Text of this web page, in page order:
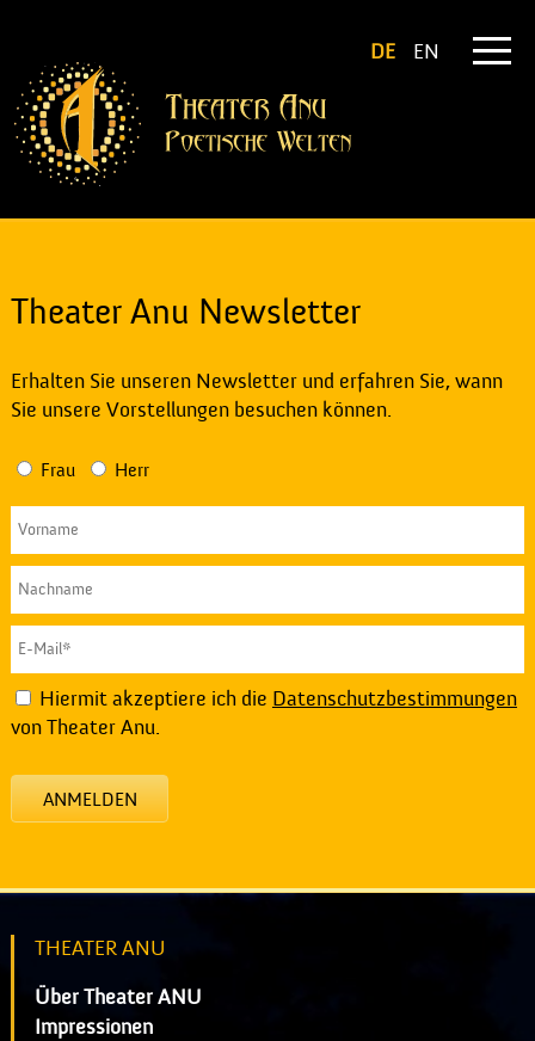
DE EN
Theater Anu Newsletter
Erhalten Sie unseren Newsletter und erfahren Sie, wann
Sie unsere Vorstellungen besuchen können.
Frau Herr
Hiermit akzeptiere ich die Datenschutzbestimmungen
von Theater Anu.
ANMELDEN
THEATER ANU
Über Theater ANU
Impressionen